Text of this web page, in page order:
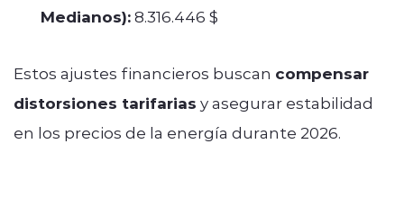
Medianos):8.316.446 $
Estos ajustes financieros buscan compensar
distorsiones tarifarias y asegurar estabilidad
en los precios de la energía durante 2026.